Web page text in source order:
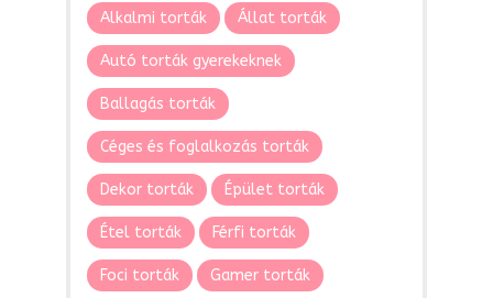
Alkalmi torták Állat torták
Autó torták gyerekeknek
Ballagás torták
Céges és foglalkozás torták
Dekor torták Épület torták
Étel torták Férfi torták
Foci torták Gamer torták